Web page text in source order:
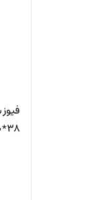
38*10 gG/gL ( آمپر فیوز به انتخاب )